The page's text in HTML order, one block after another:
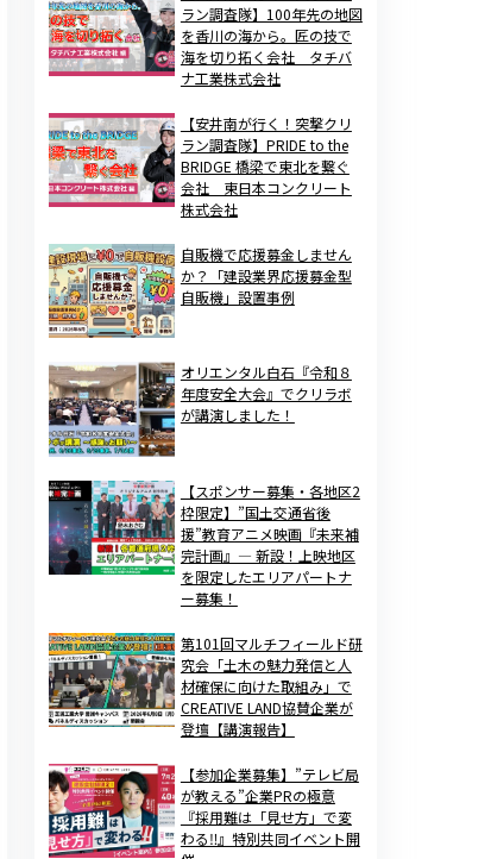
ラン調査隊】100年先の地図
を香川の海から。匠の技で
海を切り拓く会社 タチバ
ナ工業株式会社
【安井南が行く！突撃クリ
ラン調査隊】PRIDE to the
BRIDGE 橋梁で東北を繋ぐ
会社 東日本コンクリート
株式会社
自販機で応援募金しません
か？「建設業界応援募金型
自販機」設置事例
オリエンタル白石『令和８
年度安全大会』でクリラボ
が講演しました！
【スポンサー募集・各地区2
枠限定】”国土交通省後
援”教育アニメ映画『未来補
完計画』— 新設！上映地区
を限定したエリアパートナ
ー募集！
第101回マルチフィールド研
究会「土木の魅力発信と人
材確保に向けた取組み」で
CREATIVE LAND協賛企業が
登壇【講演報告】
【参加企業募集】”テレビ局
が教える”企業PRの極意
『採用難は「見せ方」で変
わる‼』特別共同イベント開